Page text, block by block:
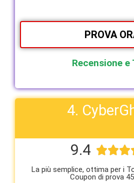
PROVA
Recensione e
4.
9.4 
La più semplice, ottima per i
Coupon di prova